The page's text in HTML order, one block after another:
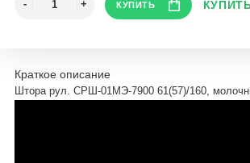
Краткое описание
Штора рул. СРШ-01МЭ-7900 61(57)/160,